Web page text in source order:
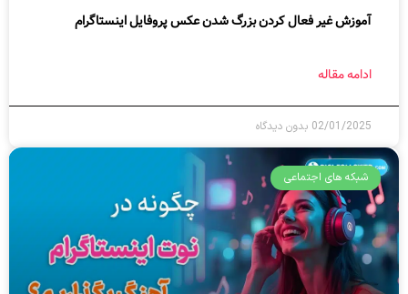
آموزش غیر فعال کردن بزرگ شدن عکس پروفایل اینستاگرام
ادامه مقاله
02/01/2025 بدون دیدگاه
شبکه های اجتماعی